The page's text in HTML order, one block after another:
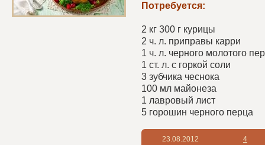
Потребуется:
2 кг 300 г курицы
2 ч. л. приправы карри
1 ч. л. черного молотого
1 ст. л. с горкой соли
3 зубчика чеснока
100 мл майонеза
1 лавровый лист
5 горошин черного перца
23.08.2012 4